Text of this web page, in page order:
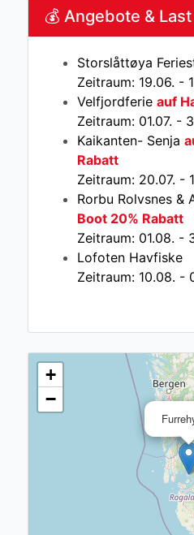
💰 Angebote &
Storslåttøya
Zeitraum: 19.06. -
Velfjordferie auf
Zeitraum: 01.07. -
Kaikanten- Senja
Rabatt
Zeitraum: 20.07. -
Rorbu Rolvsnes &
Boot 20% Rabatt
Zeitraum: 01.08. -
Lofoten Havfiske
Zeitraum: 10.08. -
+
−